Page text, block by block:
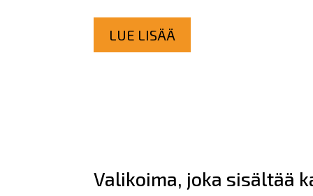
LUE LISÄÄ
Valikoima, joka sisältää